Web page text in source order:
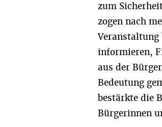
zum
zogen nach
informieren,
aus der
Bedeutung
bestärkte die
Bürgerinnen